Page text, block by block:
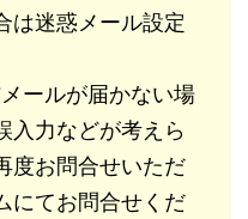
は迷惑メール設定
ールが届かない場
入力などが考えら
度お問合せいただ
にてお問合せくだ